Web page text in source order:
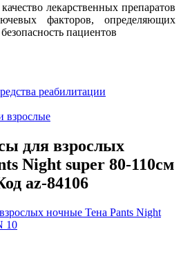
лекарственных препаратов
факторов, определяющих
пациентов
реабилитации
взрослые
для взрослых
Night super 80-110см
az-84106